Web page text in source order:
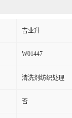
吉业升
W01447
清洗剂纺织处理
否